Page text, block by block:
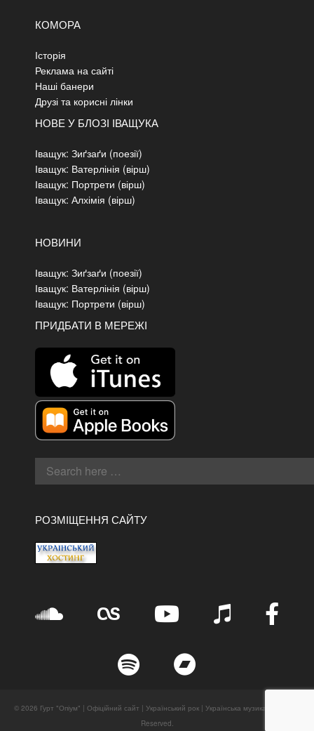
КОМОРА
Історія
Реклама на сайті
Наші банери
Друзі та корисні лінки
НОВЕ У БЛОЗІ ІВАЩУКА
Іващук: Зиґзаґи (поезії)
Іващук: Ватерлінія (вірш)
Іващук: Портрети (вірш)
Іващук: Алхімія (вірш)
НОВИНИ
Іващук: Зиґзаґи (поезії)
Іващук: Ватерлінія (вірш)
Іващук: Портрети (вірш)
ПРИДБАТИ В МЕРЕЖІ
РОЗМІЩЕННЯ САЙТУ
© 2026 Гурт "Опіум" | Офіційний сайт | Український рок | Українська музика. All Rights
Reserved.